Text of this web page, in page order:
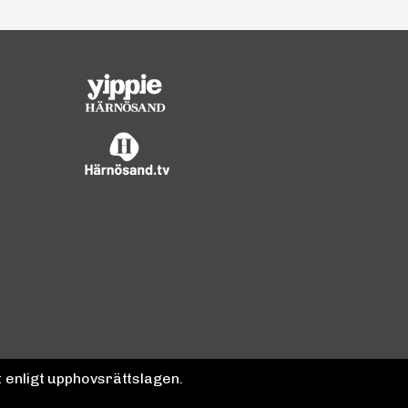
enligt upphovsrättslagen.